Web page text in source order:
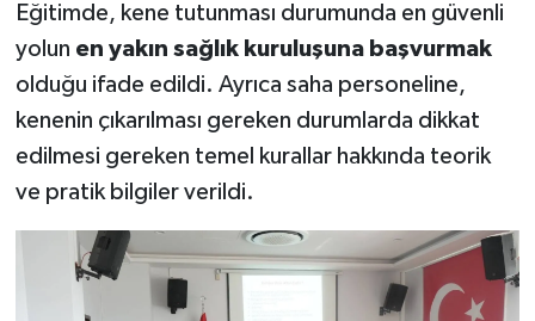
Eğitimde, kene tutunması durumunda en güvenli
yolun en yakın sağlık kuruluşuna başvurmak
olduğu ifade edildi. Ayrıca saha personeline,
kenenin çıkarılması gereken durumlarda dikkat
edilmesi gereken temel kurallar hakkında teorik
ve pratik bilgiler verildi.